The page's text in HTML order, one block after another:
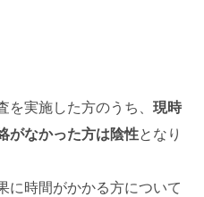
を実施した方のうち、 現時
がなかった方は陰性となり
に時間がかかる方について